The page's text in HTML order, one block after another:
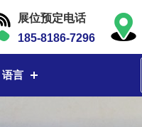
展位预定电话
185-8186-7296
语言